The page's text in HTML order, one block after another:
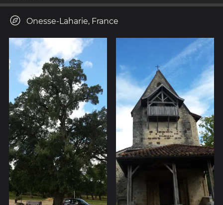
Onesse-Laharie, France